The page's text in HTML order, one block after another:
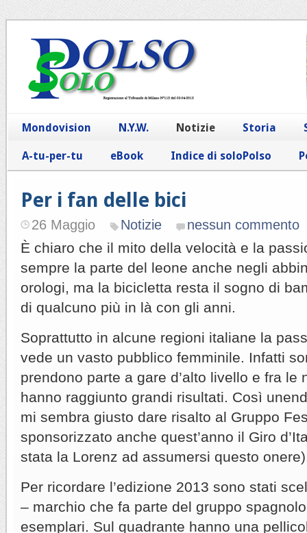
Mondovision N.Y.W. Notizie Storia
A-tu-per-tu eBook Indice di soloPolso
Per i fan delle bici
26 Maggio Notizie nessun commento
È chiaro che il mito della velocità e la
sempre la parte del leone anche negli
orologi, ma la bicicletta resta il sogno di
di qualcuno più in là con gli anni.
Soprattutto in alcune regioni italiane la
vede un vasto pubblico femminile. Infatti
prendono parte a gare d’alto livello e fra le
hanno raggiunto grandi risultati. Così
mi sembra giusto dare risalto al Gruppo
sponsorizzato anche quest’anno il Giro
stata la Lorenz ad assumersi questo
Per ricordare l’edizione 2013 sono stati
– marchio che fa parte del gruppo
esemplari. Sul quadrante hanno una